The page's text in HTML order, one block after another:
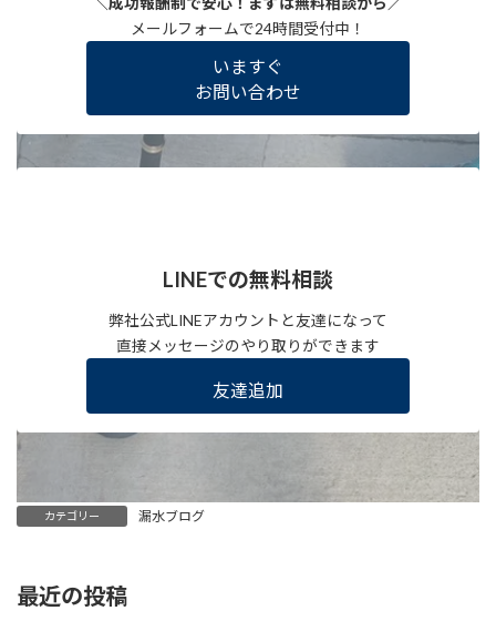
メールフォームで24時間受付中！
いますぐ
お問い合わせ
LINEでの無料相談
弊社公式LINEアカウントと友達になって
直接メッセージのやり取りができます
友達追加
カテゴリー 漏水ブログ
最近の投稿